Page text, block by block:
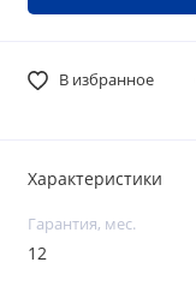
В избранное
Характеристики
Гарантия, мес.
12